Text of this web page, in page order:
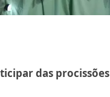
das procissões